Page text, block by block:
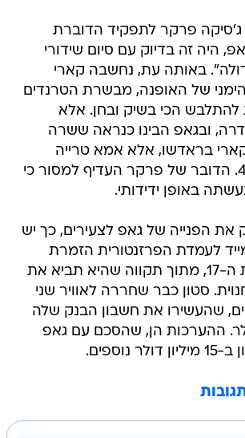
פרקר לתפקיד הדוברת
היה זה בדיוק עם סיום שידורי
באותה עת, נחשבה קארי
של האופנה, מבשרת הטרנדים
להתלבש הכי בשיק ובחן. אלא
ובגאפ הבינו כנראה ששרה
בראדשו, אלא אמא טרייה
שנושקת לגיל 40. הדובר של פרקר העדיף למסור כי
באופן ידידותי.
את הפנייה של גאפ לצעירים, כך יש
לעמדת הפרזנטורית הזמרת
הצעירה ג'וס, בת ה-17, מתוך תקווה שהיא תביא את
סטון כבר שחררה לאוויר שני
שהעשירו את חשבון הבנק שלה
דולר. ההערכות הן, שהסכם עם גאפ
נוספים.